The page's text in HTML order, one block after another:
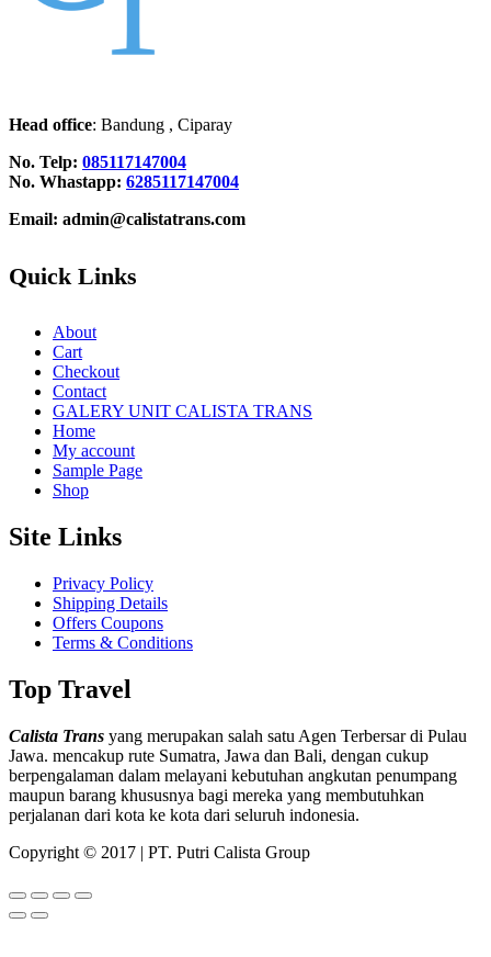
Head office: Bandung , Ciparay
No. Telp: 085117147004
No. Whastapp: 6285117147004
Email: admin@calistatrans.com
Quick Links
About
Cart
Checkout
Contact
GALERY UNIT CALISTA TRANS
Home
My account
Sample Page
Shop
Site Links
Privacy Policy
Shipping Details
Offers Coupons
Terms & Conditions
Top Travel
Calista Trans yang merupakan salah satu Agen Terbersar di Pulau
Jawa. mencakup rute Sumatra, Jawa dan Bali, dengan cukup
berpengalaman dalam melayani kebutuhan angkutan penumpang
maupun barang khususnya bagi mereka yang membutuhkan
perjalanan dari kota ke kota dari seluruh indonesia.
Copyright © 2017 | PT. Putri Calista Group